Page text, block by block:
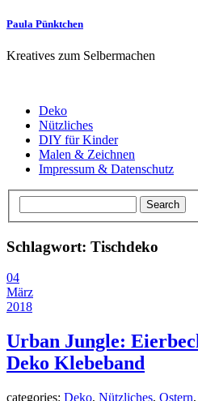
Paula Pünktchen
Kreatives zum Selbermachen
Deko
Nützliches
DIY für Kinder
Malen & Zeichnen
Impressum & Datenschutz
Schlagwort: Tischdeko
04
März
2018
Urban Jungle:
Deko Klebeband
categories: Deko, Nützliches, Ostern,